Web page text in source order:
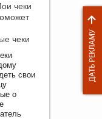
чеки
чеки
свои
о